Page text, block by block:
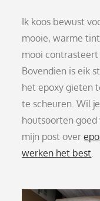
Ik koos bewust
mooie, warme
mooi contrasteert
Bovendien is eik
het epoxy gieten
te scheuren. Wil
houtsoorten goed
mijn post over
werken het best.